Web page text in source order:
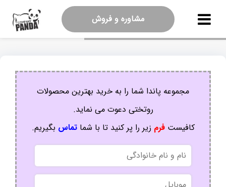
مشاوره و فروش
مجموعه پاندا شما را به خرید بهترین محصولات
روتختی دعوت می نماید.
کافیستفرم زیر را پر کنید تا با شماتماس بگیریم.
نام
و
نام
خانوادگی
موبایل